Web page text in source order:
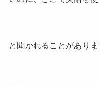
と聞かれることがありま